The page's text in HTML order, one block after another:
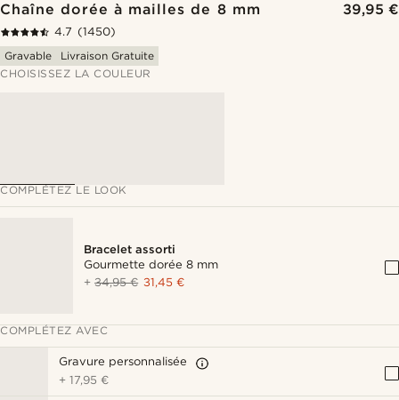
Chaîne dorée à mailles de 8 mm 39,95 €
4.7 (1450)
Gravable
Livraison Gratuite
CHOISISSEZ LA COULEUR
COMPLÉTEZ LE LOOK
Bracelet assorti
Gourmette dorée 8 mm
+34,95 € 31,45 €
COMPLÉTEZ AVEC
Gravure personnalisée
+17,95 €